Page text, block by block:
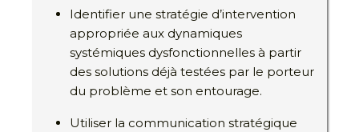
Identifier une stratégie d’intervention
appropriée aux dynamiques
systémiques dysfonctionnelles à partir
des solutions déjà testées par le porteur
du problème et son entourage.
Utiliser la communication stratégique